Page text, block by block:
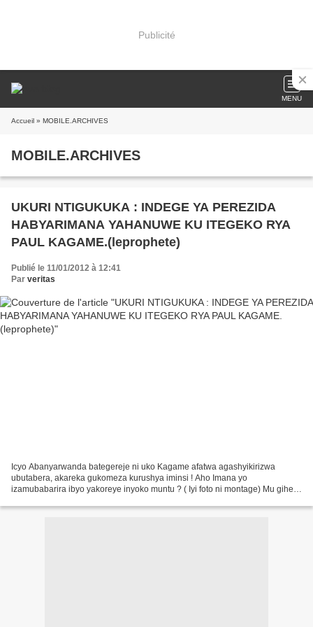
Publicité
MENU
Accueil » MOBILE.ARCHIVES
MOBILE.ARCHIVES
UKURI NTIGUKUKA : INDEGE YA PEREZIDA
HABYARIMANA YAHANUWE KU ITEGEKO RYA
PAUL KAGAME.(leprophete)
Publié le 11/01/2012 à 12:41
Par veritas
Icyo Abanyarwanda bategereje ni uko Kagame afatwa agashyikirizwa
ubutabera, akareka gukomeza kurushya iminsi ! Aho Imana yo
izamubabarira ibyo yakoreye inyoko muntu ? ( Iyi foto ni montage) Mu gihe